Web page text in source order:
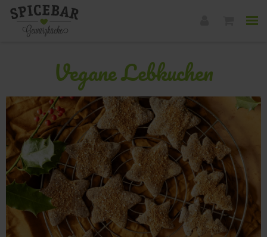
Vegane Lebkuchen